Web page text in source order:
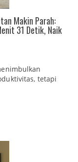
Makin Parah:
31 Detik, Naik
tetapi